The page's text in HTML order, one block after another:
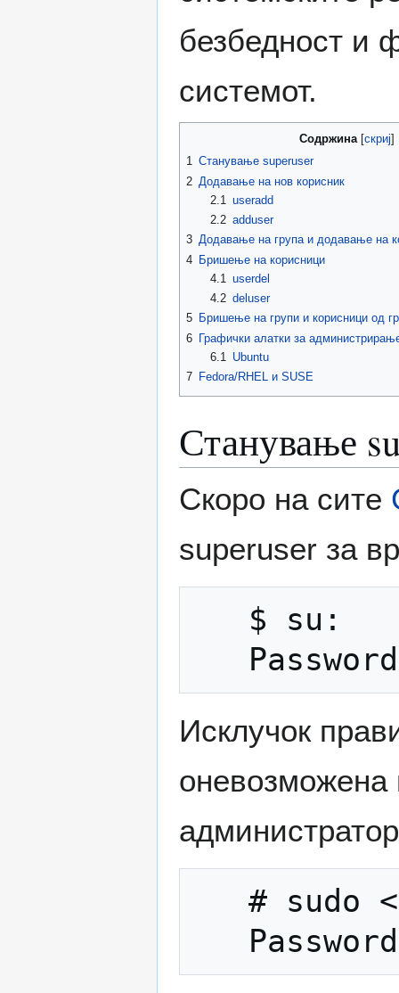
безбедност и
системот.
Содржина
1 Станување superuser
2 Додавање на нов корисник
2.1
useradd
2.2 adduser
3 Додавање на група и додавање на
4 Бришење на корисници
4.1
userdel
4.2 deluser
5 Бришење на групи и корисници од
6 Графички алатки за
6.1
Ubuntu
7 Fedora/RHEL и SUSE
Станување
Скоро на сите
superuser за
Исклучок
оневозможена